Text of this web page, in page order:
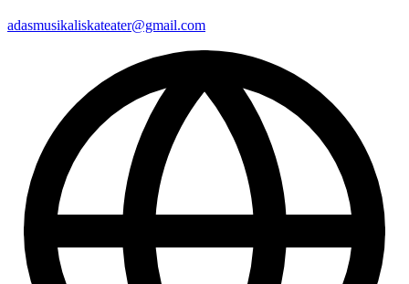
adasmusikaliskateater@gmail.com